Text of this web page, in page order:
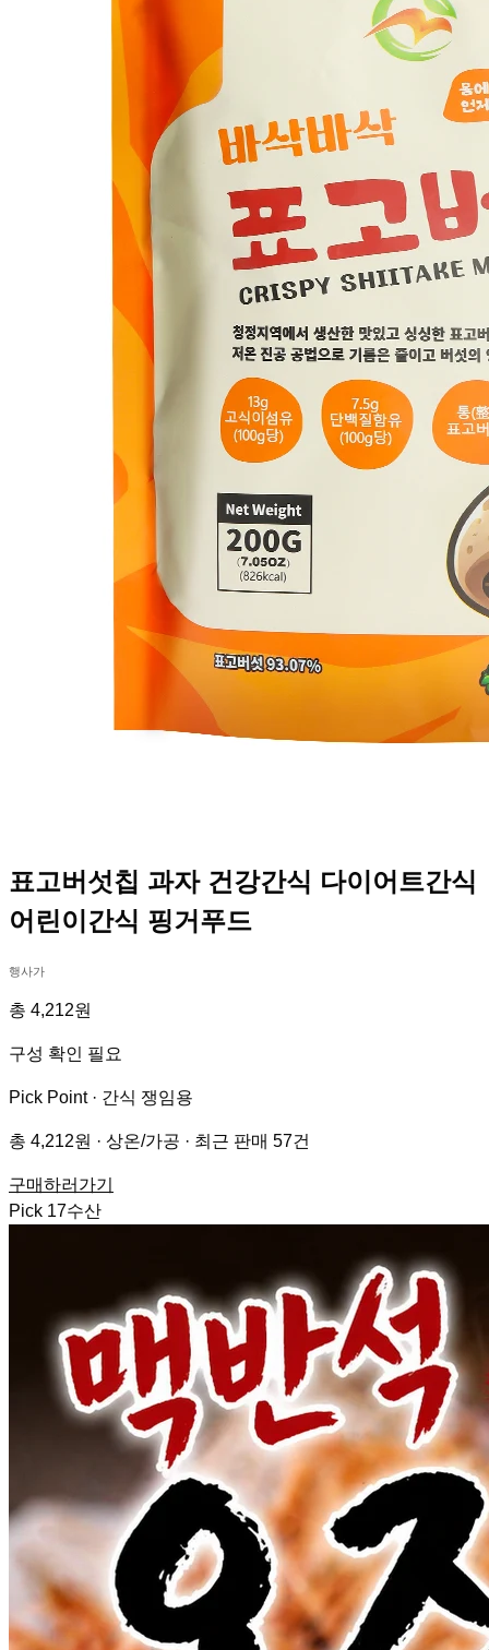
표고버섯칩 과자 건강간식 다이어트간식
어린이간식 핑거푸드
행사가
총 4,212원
구성 확인 필요
Pick Point · 간식 쟁임용
총 4,212원 · 상온/가공 · 최근 판매 57건
구매하러가기
Pick 17수산